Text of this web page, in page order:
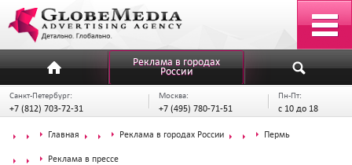
Реклама в городах
России
Санкт-Петербург:
+7 (812) 703-72-31
Москва:
+7 (495) 780-71-51
Пн-Пт:
с 10 до 18
Главная Реклама в городах России Пермь
Реклама в прессе